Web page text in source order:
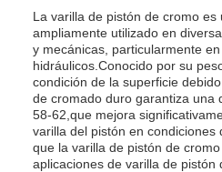
La varilla de pistón de cromo
ampliamente utilizado en
y mecánicas, particularmente
hidráulicos.Conocido por su
condición de la superficie
de cromado duro garantiza una
58-62,que mejora
varilla del pistón en condiciones
que la varilla de pistón de
aplicaciones de varilla de pistón